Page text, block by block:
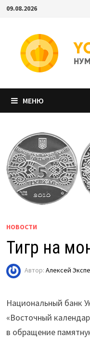
Перейти
содержимому
09.08.2026
МЕНЮ
НОВОСТИ
Тигр на
Автор: Алексей
Национальный банк
«Восточный
в обращение